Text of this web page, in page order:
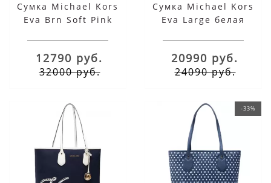
Сумка Michael Kors
Eva Brn Soft Pink
12790 руб.
32000 руб.
Сумка Michael Kors
Eva Large белая
20990 руб.
24090 руб.
-33%